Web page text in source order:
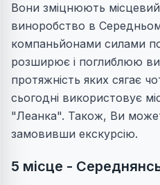
Вони зміцнюють
виноробство в
компаньйонами силами
розширює і поглиблюю
протяжність яких сягає
сьогодні використовує
"Леанка". Також, Ви
замовивши екскурсію.
5 місце -